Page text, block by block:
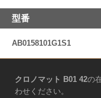
型番
AB0158101G1S1
クロノマット B01 42の
わせください。